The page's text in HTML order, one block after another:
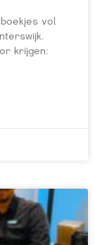
vol
krijgen: